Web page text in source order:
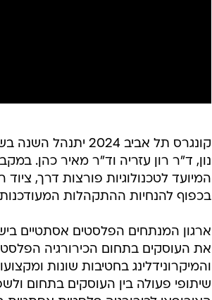
קונגרס תל אביב
נון, ד"ר רון עזריה וד"ר מאיר כהן.
המיועד לטכנולוגיות פורצות דרך,
בכפוף להנחיות ההתקהלות
את העוסקים בתחום הכירורגיה
והמיקרונידלינג בחטיבות שונות
שיתופי פעולה בין העוסקים בתחום